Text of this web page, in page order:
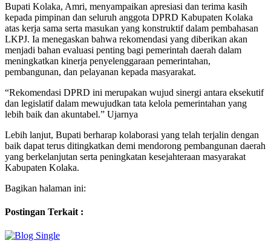
Bupati Kolaka, Amri, menyampaikan apresiasi dan terima kasih
kepada pimpinan dan seluruh anggota DPRD Kabupaten Kolaka
atas kerja sama serta masukan yang konstruktif dalam pembahasan
LKPJ. Ia menegaskan bahwa rekomendasi yang diberikan akan
menjadi bahan evaluasi penting bagi pemerintah daerah dalam
meningkatkan kinerja penyelenggaraan pemerintahan,
pembangunan, dan pelayanan kepada masyarakat.
“Rekomendasi DPRD ini merupakan wujud sinergi antara eksekutif
dan legislatif dalam mewujudkan tata kelola pemerintahan yang
lebih baik dan akuntabel.” Ujarnya
Lebih lanjut, Bupati berharap kolaborasi yang telah terjalin dengan
baik dapat terus ditingkatkan demi mendorong pembangunan daerah
yang berkelanjutan serta peningkatan kesejahteraan masyarakat
Kabupaten Kolaka.
Bagikan halaman ini:
Postingan Terkait :